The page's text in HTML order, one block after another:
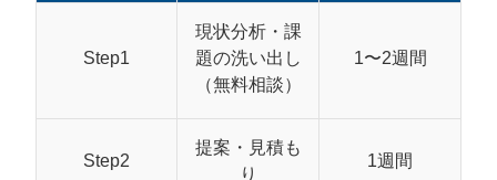
StockSun株式会社
〒160-0023 東京都新宿区西新宿3丁目7-30 フロ
ンティアグラン西新宿地下1階B102号室
Step1
現状分析・課
題の洗い出し
（無料相談）
1〜2週間
Step2
提案・見積も
り
1週間